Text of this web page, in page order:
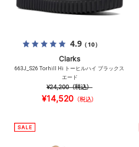
4.9（10）
Clarks
663J_S26 Torhill Hi トーヒルハイ ブラックス
エード
¥24,200（税込）
¥14,520 （税込）